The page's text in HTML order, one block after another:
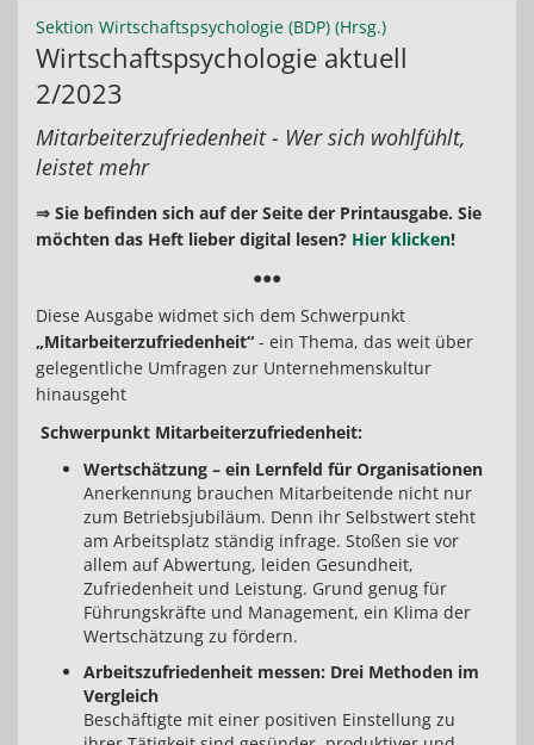
Sektion Wirtschaftspsychologie (BDP) (Hrsg.)
Wirtschaftspsychologie aktuell
2/2023
Mitarbeiterzufriedenheit - Wer sich wohlfühlt,
leistet mehr
⇒ Sie befinden sich auf der Seite der Printausgabe. Sie
möchten das Heft lieber digital lesen? Hier klicken!
●●●
Diese Ausgabe widmet sich dem Schwerpunkt
„Mitarbeiterzufriedenheit“ - ein Thema, das weit über
gelegentliche Umfragen zur Unternehmenskultur
hinausgeht
Schwerpunkt Mitarbeiterzufriedenheit:
Wertschätzung – ein Lernfeld für Organisationen
Anerkennung brauchen Mitarbeitende nicht nur
zum Betriebsjubiläum. Denn ihr Selbstwert steht
am Arbeitsplatz ständig infrage. Stoßen sie vor
allem auf Abwertung, leiden Gesundheit,
Zufriedenheit und Leistung. Grund genug für
Führungskräfte und Management, ein Klima der
Wertschätzung zu fördern.
Arbeitszufriedenheit messen: Drei Methoden im
Vergleich
Beschäftigte mit einer positiven Einstellung zu